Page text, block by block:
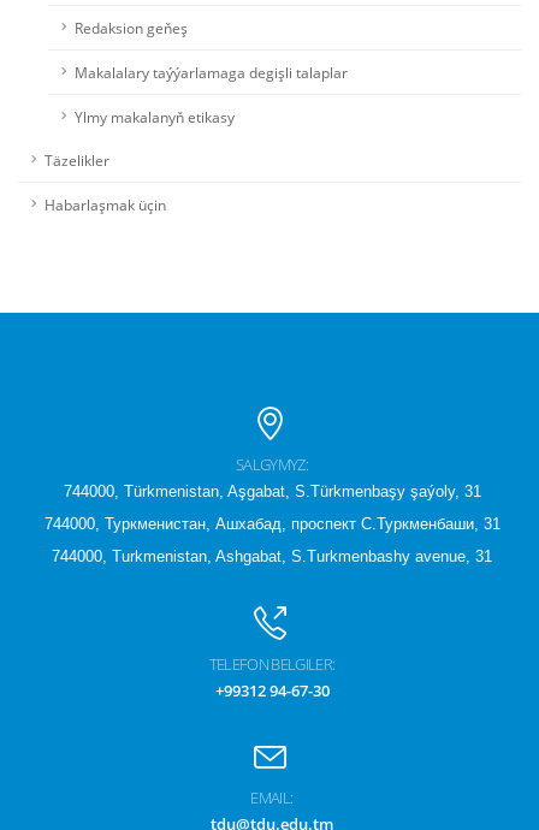
Redaksion geňeş
Makalalary taýýarlamaga degişli talaplar
Ylmy makalanyň etikasy
Täzelikler
Habarlaşmak üçin
SALGYMYZ:
744000, Türkmenistan, Aşgabat, S.Türkmenbaşy şaýoly, 31
744000, Туркменистан, Ашхабад, проспект С.Туркменбаши, 31
744000, Turkmenistan, Ashgabat, S.Turkmenbashy avenue, 31
TELEFON BELGILER:
+99312 94-67-30
EMAIL:
tdu@tdu.edu.tm